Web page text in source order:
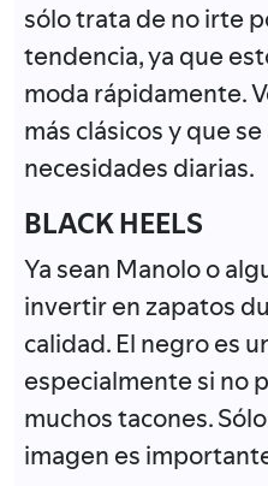
sólo trata de no irte
tendencia, ya que
moda rápidamente.
más clásicos y que
necesidades diarias.
BLACK HEELS
Ya sean Manolo o
invertir en zapatos
calidad. El negro es
especialmente si no
muchos tacones.
imagen es